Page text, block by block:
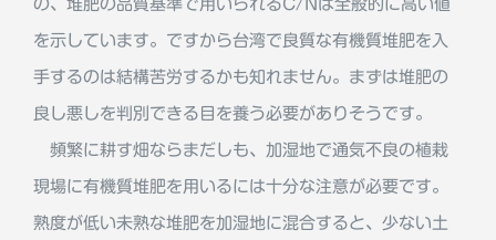
の、堆肥の品質基準で用いられるC/Nは全般的に高い値
を示しています。ですから台湾で良質な有機質堆肥を入
手するのは結構苦労するかも知れません。まずは堆肥の
良し悪しを判別できる目を養う必要がありそうです。
頻繁に耕す畑ならまだしも、加湿地で通気不良の植栽
現場に有機質堆肥を用いるには十分な注意が必要です。
熟度が低い未熟な堆肥を加湿地に混合すると、少ない土